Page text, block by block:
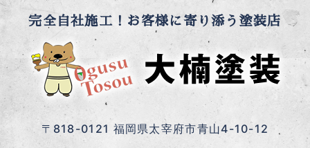
完全自社施工！お客様に寄り添う塗装店
〒818-0121 福岡県太宰府市青山4-10-12